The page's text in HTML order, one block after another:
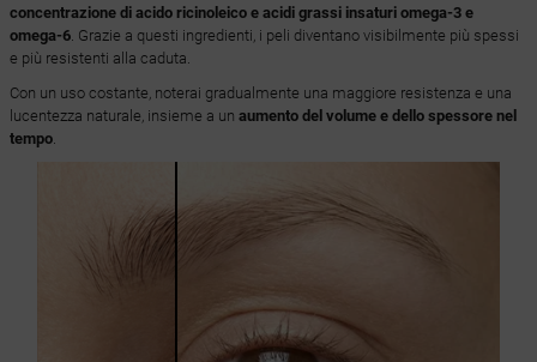
concentrazione di acido ricinoleico e acidi grassi insaturi omega-3 e
omega-6. Grazie a questi ingredienti, i peli diventano visibilmente più spessi
e più resistenti alla caduta.
Con un uso costante, noterai gradualmente una maggiore resistenza e una
lucentezza naturale, insieme a un aumento del volume e dello spessore nel
tempo.